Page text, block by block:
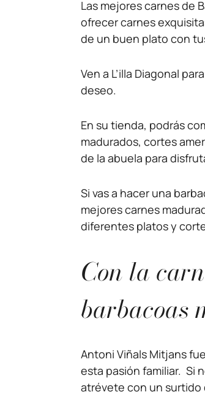
Las mejores carnes de
ofrecer carnes
de un buen plato con
Ven a L’illa Diagonal
deseo.
En su tienda, podrás
madurados, cortes
de la abuela para
Si vas a hacer una
mejores carnes
diferentes platos y
Con la
barbacoas
Antoni Viñals Mitjans
esta pasión familiar. Si
atrévete con un surtido